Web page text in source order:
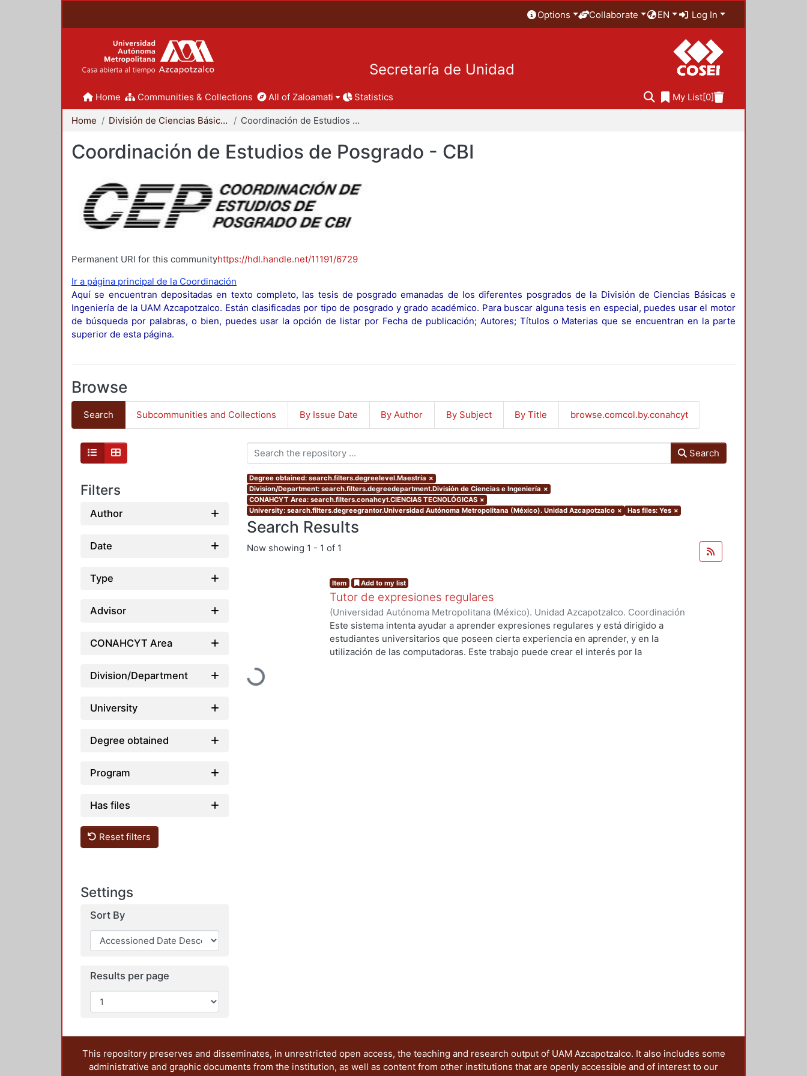
Options Collaborate EN Log In
Secretaría de Unidad
Home Communities & Collections All of Zaloamati Statistics My List[0]
Home División de Ciencias Básicas e Ingeniería Coordinación de Estudios de Posgrado - CBI
Coordinación de Estudios de Posgrado - CBI
Permanent URI for this communityhttps://hdl.handle.net/11191/6729
Ir a página principal de la Coordinación
Aquí se encuentran depositadas en texto completo, las tesis de posgrado emanadas de los diferentes posgrados de la División de Ciencias Básicas e
Ingeniería de la UAM Azcapotzalco. Están clasificadas por tipo de posgrado y grado académico. Para buscar alguna tesis en especial, puedes usar el motor
de búsqueda por palabras, o bien, puedes usar la opción de listar por Fecha de publicación; Autores; Títulos o Materias que se encuentran en la parte
superior de esta página.
Browse
Search Subcommunities and Collections By Issue Date By Author By Subject By Title browse.comcol.by.conahcyt
Filters
Author
Date
Type
Advisor
CONAHCYT Area
Division/Department
University
Degree obtained
Program
Has files
Reset filters
Settings
Sort By
Results per page
Search
Degree obtained: search.filters.degreelevel.Maestría ×
Division/Department: search.filters.degreedepartment.División de Ciencias e Ingeniería ×
CONAHCYT Area: search.filters.conahcyt.CIENCIAS TECNOLÓGICAS ×
University: search.filters.degreegrantor.Universidad Autónoma Metropolitana (México). Unidad Azcapotzalco × Has files: Yes ×
Search Results
Now showing 1 - 1 of 1
Loading...
Item Add to my list
Tutor de expresiones regulares
(Universidad Autónoma Metropolitana (México). Unidad Azcapotzalco. Coordinación
de Servicios de Información., 1990-05) GONZALEZ BRAMBILA, SILVIA BEATRIZ
Este sistema intenta ayudar a aprender expresiones regulares y está dirigido a
estudiantes universitarios que poseen cierta experiencia en aprender, y en la
utilización de las computadoras. Este trabajo puede crear el interés por la
This repository preserves and disseminates, in unrestricted open access, the teaching and research output of UAM Azcapotzalco. It also includes some
administrative and graphic documents from the institution, as well as content from other institutions that are openly accessible and of interest to our